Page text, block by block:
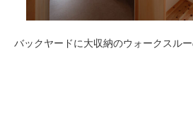
バックヤードに大収納のウォークスル